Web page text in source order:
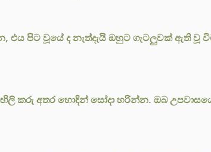
පිට වූයේ ද නැත්දැයි ඔහුට ගැටලුවක් ඇති
කරු අතර හොඳින් සෝදා හරින්න. ඔබ